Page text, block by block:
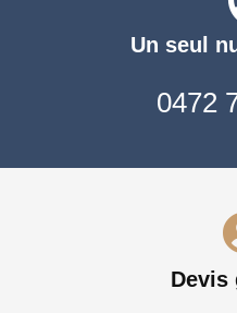
Un seul
0472
Devis